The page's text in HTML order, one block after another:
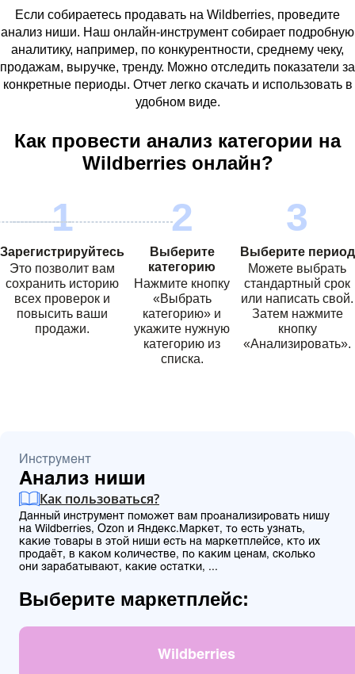
Если собираетесь продавать на Wildberries, проведите
анализ ниши. Наш онлайн-инструмент собирает подробную
аналитику, например, по конкурентности, среднему чеку,
продажам, выручке, тренду. Можно отследить показатели за
конкретные периоды. Отчет легко скачать и использовать в
удобном виде.
Как провести анализ категории на
Wildberriesонлайн?
Зарегистрируйтесь
Это позволит вам
сохранить историю
всех проверок и
повысить ваши
продажи.
Выберите
категорию
Нажмите кнопку
«Выбрать
категорию» и
укажите нужную
категорию из
списка.
Выберите период
Можете выбрать
стандартный срок
или написать свой.
Затем нажмите
кнопку
«Анализировать».
Инструмент
Анализ ниши
Как пользоваться?
Данный инструмент поможет вам проанализировать нишу
на Wildberries, Ozon и Яндекс.Маркет, то есть узнать,
какие товары в этой ниши есть на маркетплейсе, кто их
продаёт, в каком количестве, по каким ценам, сколько
они зарабатывают, какие остатки, ...
Выберите маркетплейс:
Wildberries